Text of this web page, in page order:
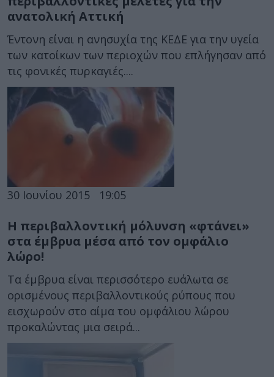
ανατολική Αττική
Έντονη είναι η ανησυχία της ΚΕΔΕ για την υγεία
των κατοίκων των περιοχών που επλήγησαν από
τις φονικές πυρκαγιές....
30 Ιουνίου 2015 19:05
Η περιβαλλοντική μόλυνση «φτάνει»
στα έμβρυα μέσα από τον ομφάλιο
λώρο!
Τα έμβρυα είναι περισσότερο ευάλωτα σε
ορισμένους περιβαλλοντικούς ρύπους που
εισχωρούν στο αίμα του ομφάλιου λώρου
προκαλώντας μια σειρά...